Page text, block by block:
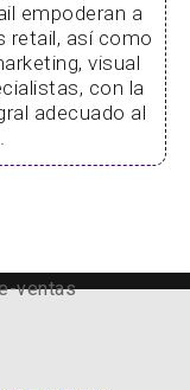
empoderan a
retail, así como
visual
con la
adecuado al